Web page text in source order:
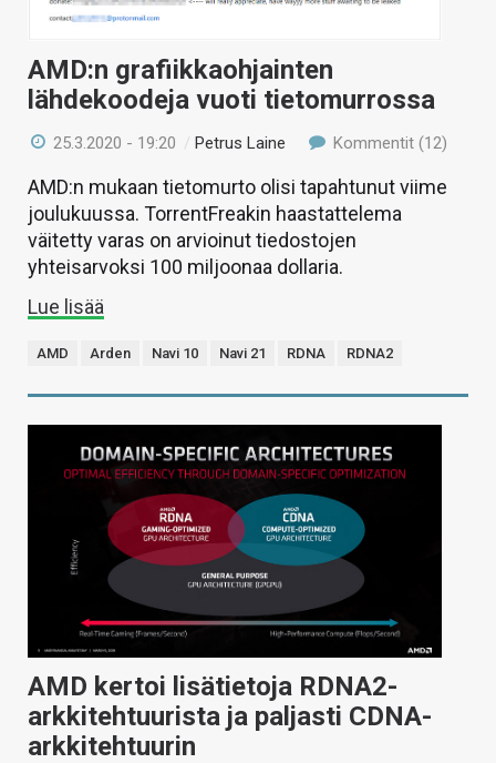
AMD:n grafiikkaohjainten
lähdekoodeja vuoti tietomurrossa
25.3.2020 - 19:20 /Petrus Laine Kommentit (12)
AMD:n mukaan tietomurto olisi tapahtunut viime
joulukuussa. TorrentFreakin haastattelema
väitetty varas on arvioinut tiedostojen
yhteisarvoksi 100 miljoonaa dollaria.
Lue lisää
AMD Arden Navi 10 Navi 21 RDNA RDNA2
AMD kertoi lisätietoja RDNA2-
arkkitehtuurista ja paljasti CDNA-
arkkitehtuurin